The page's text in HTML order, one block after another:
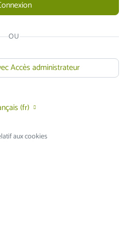
OU
Accès administrateur
‎(fr)‎
aux cookies